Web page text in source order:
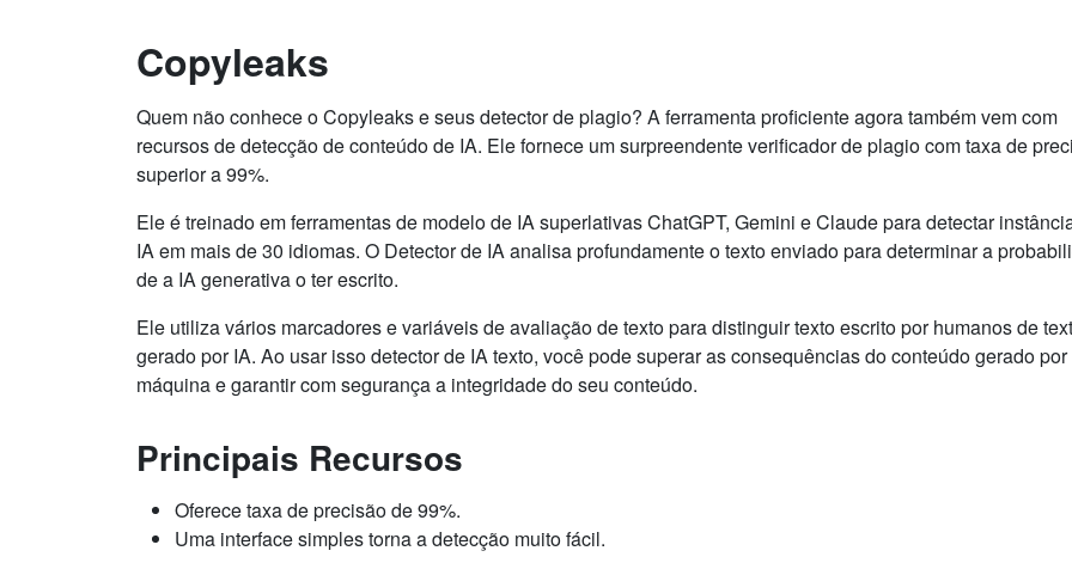
Copyleaks
Quem não conhece o Copyleaks e seus detector de plagio? A ferramenta proficiente agora também vem com
recursos de detecção de conteúdo de IA. Ele fornece um surpreendente verificador de plagio com taxa de
superior a 99%.
Ele é treinado em ferramentas de modelo de IA superlativas ChatGPT, Gemini e Claude para detectar
IA em mais de 30 idiomas. O Detector de IA analisa profundamente o texto enviado para determinar a
de a IA generativa o ter escrito.
Ele utiliza vários marcadores e variáveis ​​de avaliação de texto para distinguir texto escrito por humanos de
gerado por IA. Ao usar isso detector de IA texto, você pode superar as consequências do conteúdo gerado por
máquina e garantir com segurança a integridade do seu conteúdo.
Principais Recursos
Oferece taxa de precisão de 99%.
Uma interface simples torna a detecção muito fácil.